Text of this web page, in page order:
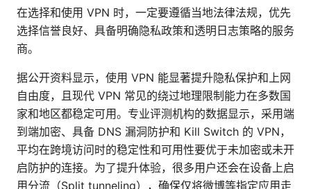
在选择和使用 VPN 时，一定要遵循当地法律法规，优先
选择信誉良好、具备明确隐私政策和透明日志策略的服务
商。
据公开资料显示，使用 VPN 能显著提升隐私保护和上网
自由度，且现代 VPN 常见的绕过地理限制能力在多数国
家和地区都稳定可用。专业评测机构的数据显示，采用端
到端加密、具备 DNS 漏洞防护和 Kill Switch 的 VPN，
平均在跨境访问时的稳定性和可用性要优于未加密或未开
启防护的连接。为了提升体验，很多用户还会在设备上启
用分流（Split tunneling），确保仅将微博等指定应用走